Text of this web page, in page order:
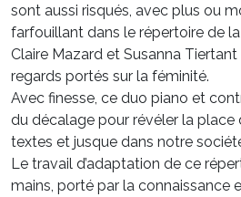
sont aussi risqués, avec plus ou
farfouillant dans le répertoire de
Claire Mazard et Susanna
regards portés sur la féminité.
Avec finesse, ce duo piano et
du décalage pour révéler la place
textes et jusque dans notre
Le travail d’adaptation de ce
mains, porté par la connaissance